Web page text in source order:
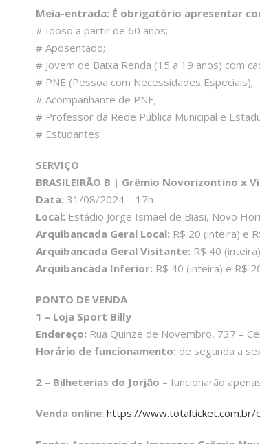
Meia-entrada: É obrigatório apresentar
# Idoso a partir de 60 anos;
# Aposentado;
# Jovem de Baixa Renda (15 a 19 anos) com
# PNE (Pessoa com Necessidades Especiais);
# Acompanhante de PNE;
# Professor da Rede Pública Municipal e
# Estudantes
SERVIÇO
BRASILEIRÃO B | Grêmio Novorizontino x
Data: 31/08/2024 – 17h
Local: Estádio Jorge Ismael de Biasi, Novo
Arquibancada Geral Local: R$ 20 (inteira) e
Arquibancada Geral Visitante: R$ 40
Arquibancada Inferior: R$ 40 (inteira) e R$
PONTO DE VENDA
1 – Loja Sport Billy
Endereço: Rua Quinze de Novembro, 737 –
Horário de funcionamento: de segunda a
2 – Bilheterias do Jorjão – funcionarão
Venda online: https://www.totalticket.com.br/